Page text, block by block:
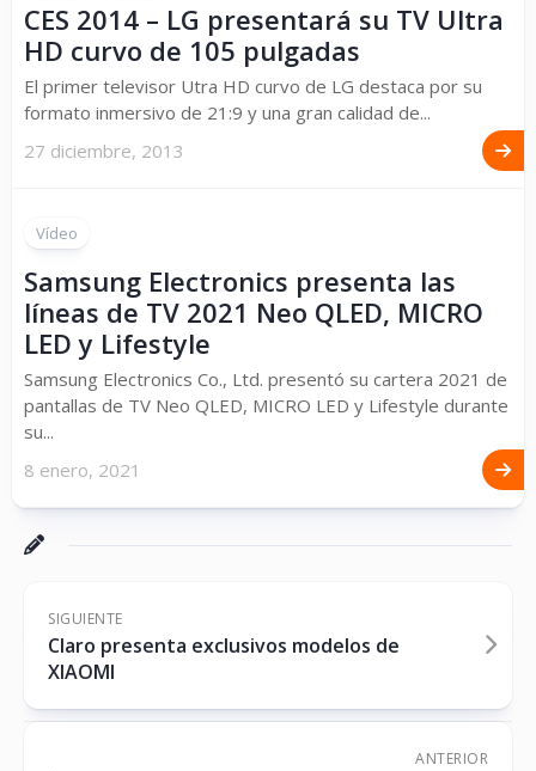
CES 2014 – LG presentará su TV Ultra
HD curvo de 105 pulgadas
El primer televisor Utra HD curvo de LG destaca por su
formato inmersivo de 21:9 y una gran calidad de...
27 diciembre, 2013
Vídeo
Samsung Electronics presenta las
líneas de TV 2021 Neo QLED, MICRO
LED y Lifestyle
Samsung Electronics Co., Ltd. presentó su cartera 2021 de
pantallas de TV Neo QLED, MICRO LED y Lifestyle durante
su...
8 enero, 2021
SIGUIENTE
Claro presenta exclusivos modelos de
XIAOMI
ANTERIOR